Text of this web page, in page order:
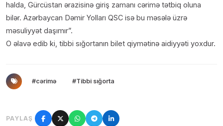
halda, Gürcüstan ərazisinə giriş zamanı cərimə tətbiq oluna
bilər. Azərbaycan Dəmir Yolları QSC isə bu məsələ üzrə
məsuliyyət daşımır”.
O əlavə edib ki, tibbi sığortanın bilet qiymətinə aidiyyəti yoxdur.
#cərimə #Tibbi sığorta
PAYLAŞ